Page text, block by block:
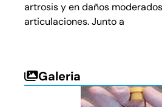
artrosis y en daños
articulaciones. Junto a
Galeria